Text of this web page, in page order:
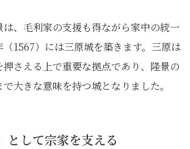
、毛利家の支援も得ながら家中の統一
（1567）には三原城を築きます。三原は
さえる上で重要な拠点であり、隆景の
大きな意味を持つ城となりました。
として宗家を支える